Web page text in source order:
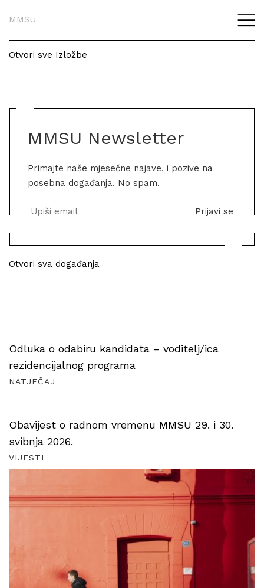
MMSU
Otvori sve Izložbe
MMSU Newsletter
Primajte naše mjesečne najave, i pozive na
posebna događanja. No spam.
Otvori sva događanja
Odluka o odabiru kandidata – voditelj/ica
rezidencijalnog programa
NATJEČAJ
Obavijest o radnom vremenu MMSU 29. i 30.
svibnja 2026.
VIJESTI